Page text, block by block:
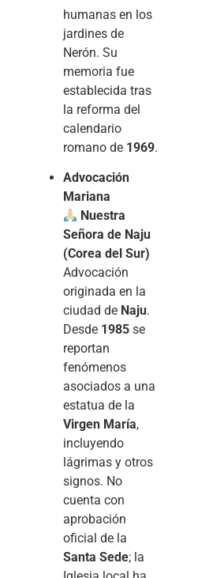
humanas en los
jardines de
Nerón. Su
memoria fue
establecida tras
la reforma del
calendario
romano de 1969.
Advocación
Mariana
Nuestra
Señora de Naju
(Corea del Sur)
Advocación
originada en la
ciudad de Naju.
Desde 1985 se
reportan
fenómenos
asociados a una
estatua de la
Virgen María,
incluyendo
lágrimas y otros
signos. No
cuenta con
aprobación
oficial de la
Santa Sede; la